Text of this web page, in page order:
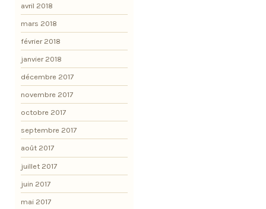
avril 2018
mars 2018
février 2018
janvier 2018
décembre 2017
novembre 2017
octobre 2017
septembre 2017
août 2017
juillet 2017
juin 2017
mai 2017